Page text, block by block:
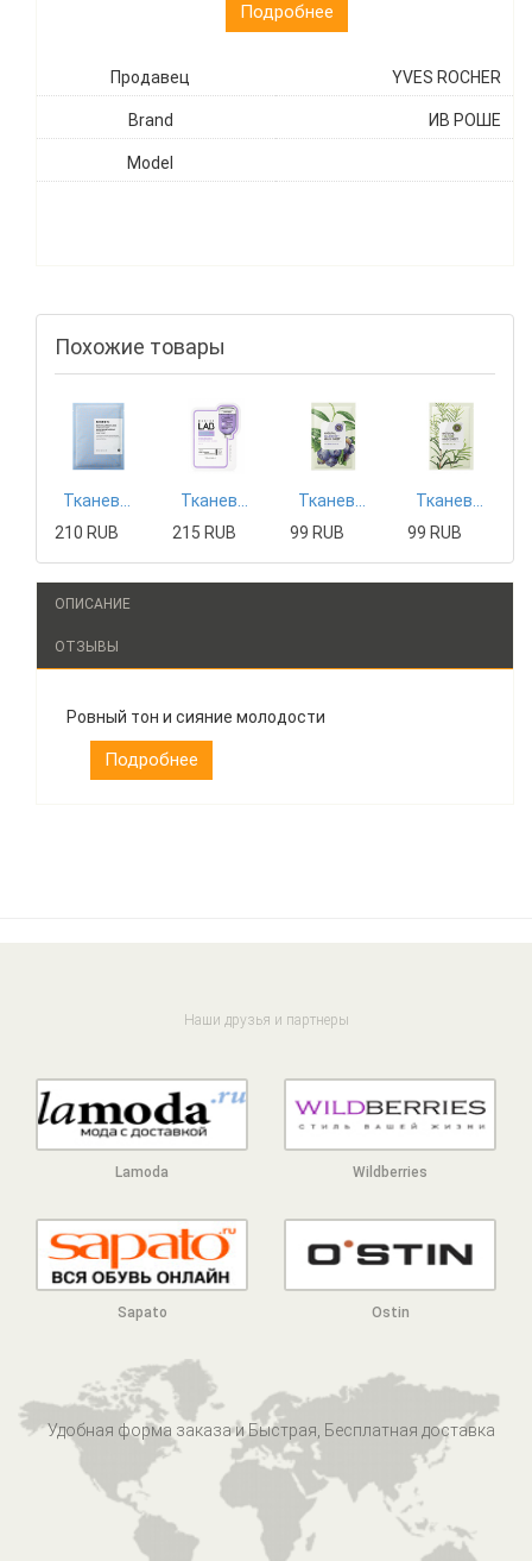
Подробнее
Продавец YVES ROCHER
Brand ИВ РОШЕ
Model
Похожие товары
210 RUB
215 RUB
99 RUB
99 RUB
ОПИСАНИЕ
ОТЗЫВЫ
Ровный тон и сияние молодости
Подробнее
Наши друзья и партнеры
Lamoda Wildberries
Sapato Ostin
Удобная форма заказа и Быстрая, Бесплатная доставка